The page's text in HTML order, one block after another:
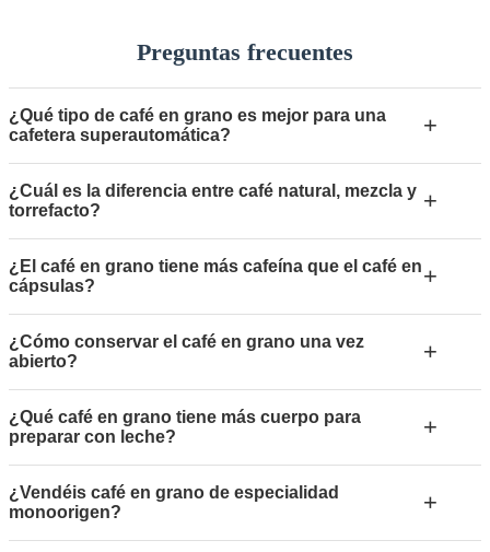
Preguntas frecuentes
¿Qué tipo de café en grano es mejor para una
cafetera superautomática?
+
¿Cuál es la diferencia entre café natural, mezcla y
torrefacto?
+
¿El café en grano tiene más cafeína que el café en
cápsulas?
+
¿Cómo conservar el café en grano una vez
abierto?
+
¿Qué café en grano tiene más cuerpo para
preparar con leche?
+
¿Vendéis café en grano de especialidad
monoorigen?
+